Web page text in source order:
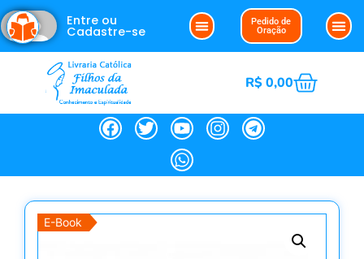
Entre ou
Cadastre-se
Pedido de
Oração
R$0,00
E-Book